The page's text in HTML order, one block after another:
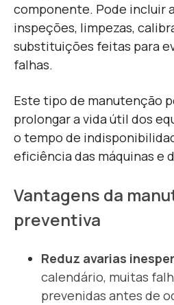
componente. Pode incluir
inspeções, limpezas,
substituições feitas para
falhas.
Este tipo de manutenção
prolongar a vida útil dos
o tempo de
eficiência das máquinas e
Vantagens da
preventiva
Reduz avarias
calendário, muitas
prevenidas antes de